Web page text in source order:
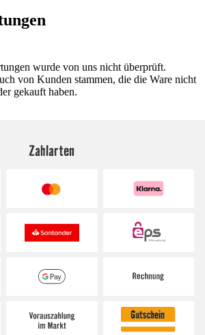
wurde von uns nicht überprüft.
von Kunden stammen, die die Ware nicht
gekauft haben.
Zahlarten